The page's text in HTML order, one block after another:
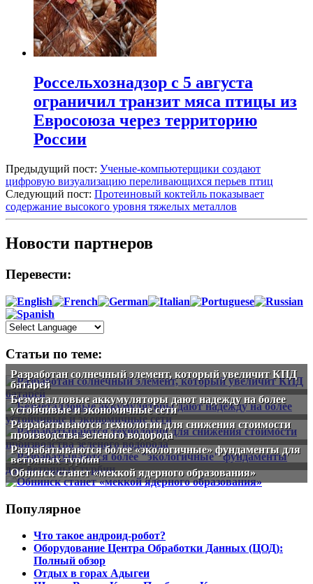
Россельхознадзор с 5 августа
ограничил транзит мяса птицы из
Евросоюза через территорию
России
Предыдущий пост: Ученые-компьютерщики создают
цифровую визуализацию переливающихся перьев птиц
Следующий пост: Протеиновый коктейль показывает
содержание высокого уровня тяжелых металлов
Новости партнеров
Перевести:
Статьи по теме:
Разработан солнечный элемент, который увеличит КПД
батарей
Безметалловые аккумуляторы дают надежду на более
устойчивые и экономичные сети
Разрабатываются технологии для снижения стоимости
производства зеленого водорода
Разрабатываются более «экологичные» фундаменты для
ветряных турбин
Обнинск станет «меккой ядерного образования»
Популярное
Что такое андроид-робот?
Оборудование Центра Обработки Данных (ЦОД):
Полный обзор
Отдых в горах Адыгеи